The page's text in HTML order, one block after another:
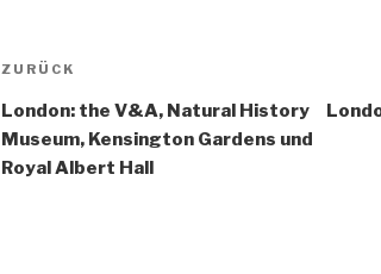
Beitragsnavigation
Vorheriger
ZURÜCK
London: the V&A, Natural History
Museum, Kensington Gardens und
Royal Albert Hall